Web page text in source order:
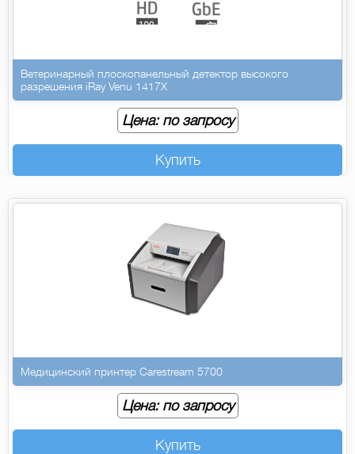
Ветеринарный плоскопанельный детектор высокого
разрешения iRay Venu 1417X
Цена: по запросу
Купить
Медицинский принтер Carestream 5700
Цена: по запросу
Купить